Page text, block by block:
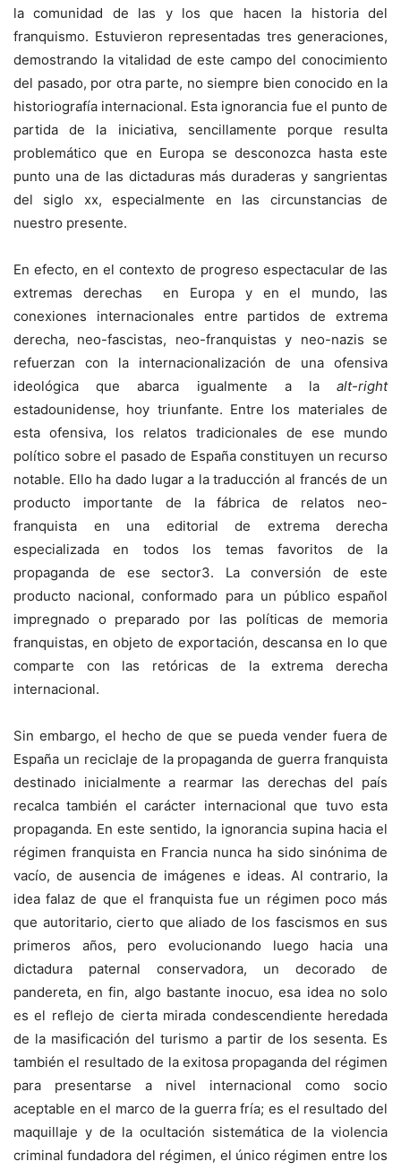
la comunidad de las y los que hacen la historia del
franquismo. Estuvieron representadas tres generaciones,
demostrando la vitalidad de este campo del conocimiento
del pasado, por otra parte, no siempre bien conocido en la
historiografía internacional. Esta ignorancia fue el punto de
partida de la iniciativa, sencillamente porque resulta
problemático que en Europa se desconozca hasta este
punto una de las dictaduras más duraderas y sangrientas
del siglo xx, especialmente en las circunstancias de
nuestro presente.
En efecto, en el contexto de progreso espectacular de las
extremas derechas en Europa y en el mundo, las
conexiones internacionales entre partidos de extrema
derecha, neo-fascistas, neo-franquistas y neo-nazis se
refuerzan con la internacionalización de una ofensiva
ideológica que abarca igualmente a la alt-right
estadounidense, hoy triunfante. Entre los materiales de
esta ofensiva, los relatos tradicionales de ese mundo
político sobre el pasado de España constituyen un recurso
notable. Ello ha dado lugar a la traducción al francés de un
producto importante de la fábrica de relatos neo-
franquista en una editorial de extrema derecha
especializada en todos los temas favoritos de la
propaganda de ese sector3. La conversión de este
producto nacional, conformado para un público español
impregnado o preparado por las políticas de memoria
franquistas, en objeto de exportación, descansa en lo que
comparte con las retóricas de la extrema derecha
internacional.
Sin embargo, el hecho de que se pueda vender fuera de
España un reciclaje de la propaganda de guerra franquista
destinado inicialmente a rearmar las derechas del país
recalca también el carácter internacional que tuvo esta
propaganda. En este sentido, la ignorancia supina hacia el
régimen franquista en Francia nunca ha sido sinónima de
vacío, de ausencia de imágenes e ideas. Al contrario, la
idea falaz de que el franquista fue un régimen poco más
que autoritario, cierto que aliado de los fascismos en sus
primeros años, pero evolucionando luego hacia una
dictadura paternal conservadora, un decorado de
pandereta, en fin, algo bastante inocuo, esa idea no solo
es el reflejo de cierta mirada condescendiente heredada
de la masificación del turismo a partir de los sesenta. Es
también el resultado de la exitosa propaganda del régimen
para presentarse a nivel internacional como socio
aceptable en el marco de la guerra fría; es el resultado del
maquillaje y de la ocultación sistemática de la violencia
criminal fundadora del régimen, el único régimen entre los